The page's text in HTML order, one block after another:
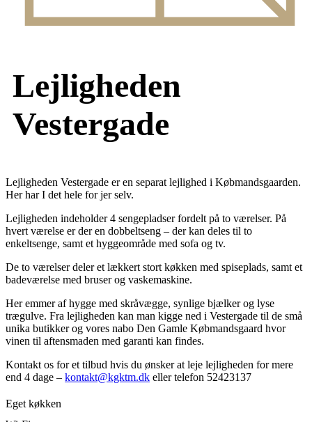
Lejligheden
Vestergade
Lejligheden Vestergade er en separat lejlighed i Købmandsgaarden.
Her har I det hele for jer selv.
Lejligheden indeholder 4 sengepladser fordelt på to værelser. På
hvert værelse er der en dobbeltseng – der kan deles til to
enkeltsenge, samt et hyggeområde med sofa og tv.
De to værelser deler et lækkert stort køkken med spiseplads, samt et
badeværelse med bruser og vaskemaskine.
Her emmer af hygge med skråvægge, synlige bjælker og lyse
trægulve. Fra lejligheden kan man kigge ned i Vestergade til de små
unika butikker og vores nabo Den Gamle Købmandsgaard hvor
vinen til aftensmaden med garanti kan findes.
Kontakt os for et tilbud hvis du ønsker at leje lejligheden for mere
end 4 dage – kontakt@kgktm.dk eller telefon 52423137
Eget køkken